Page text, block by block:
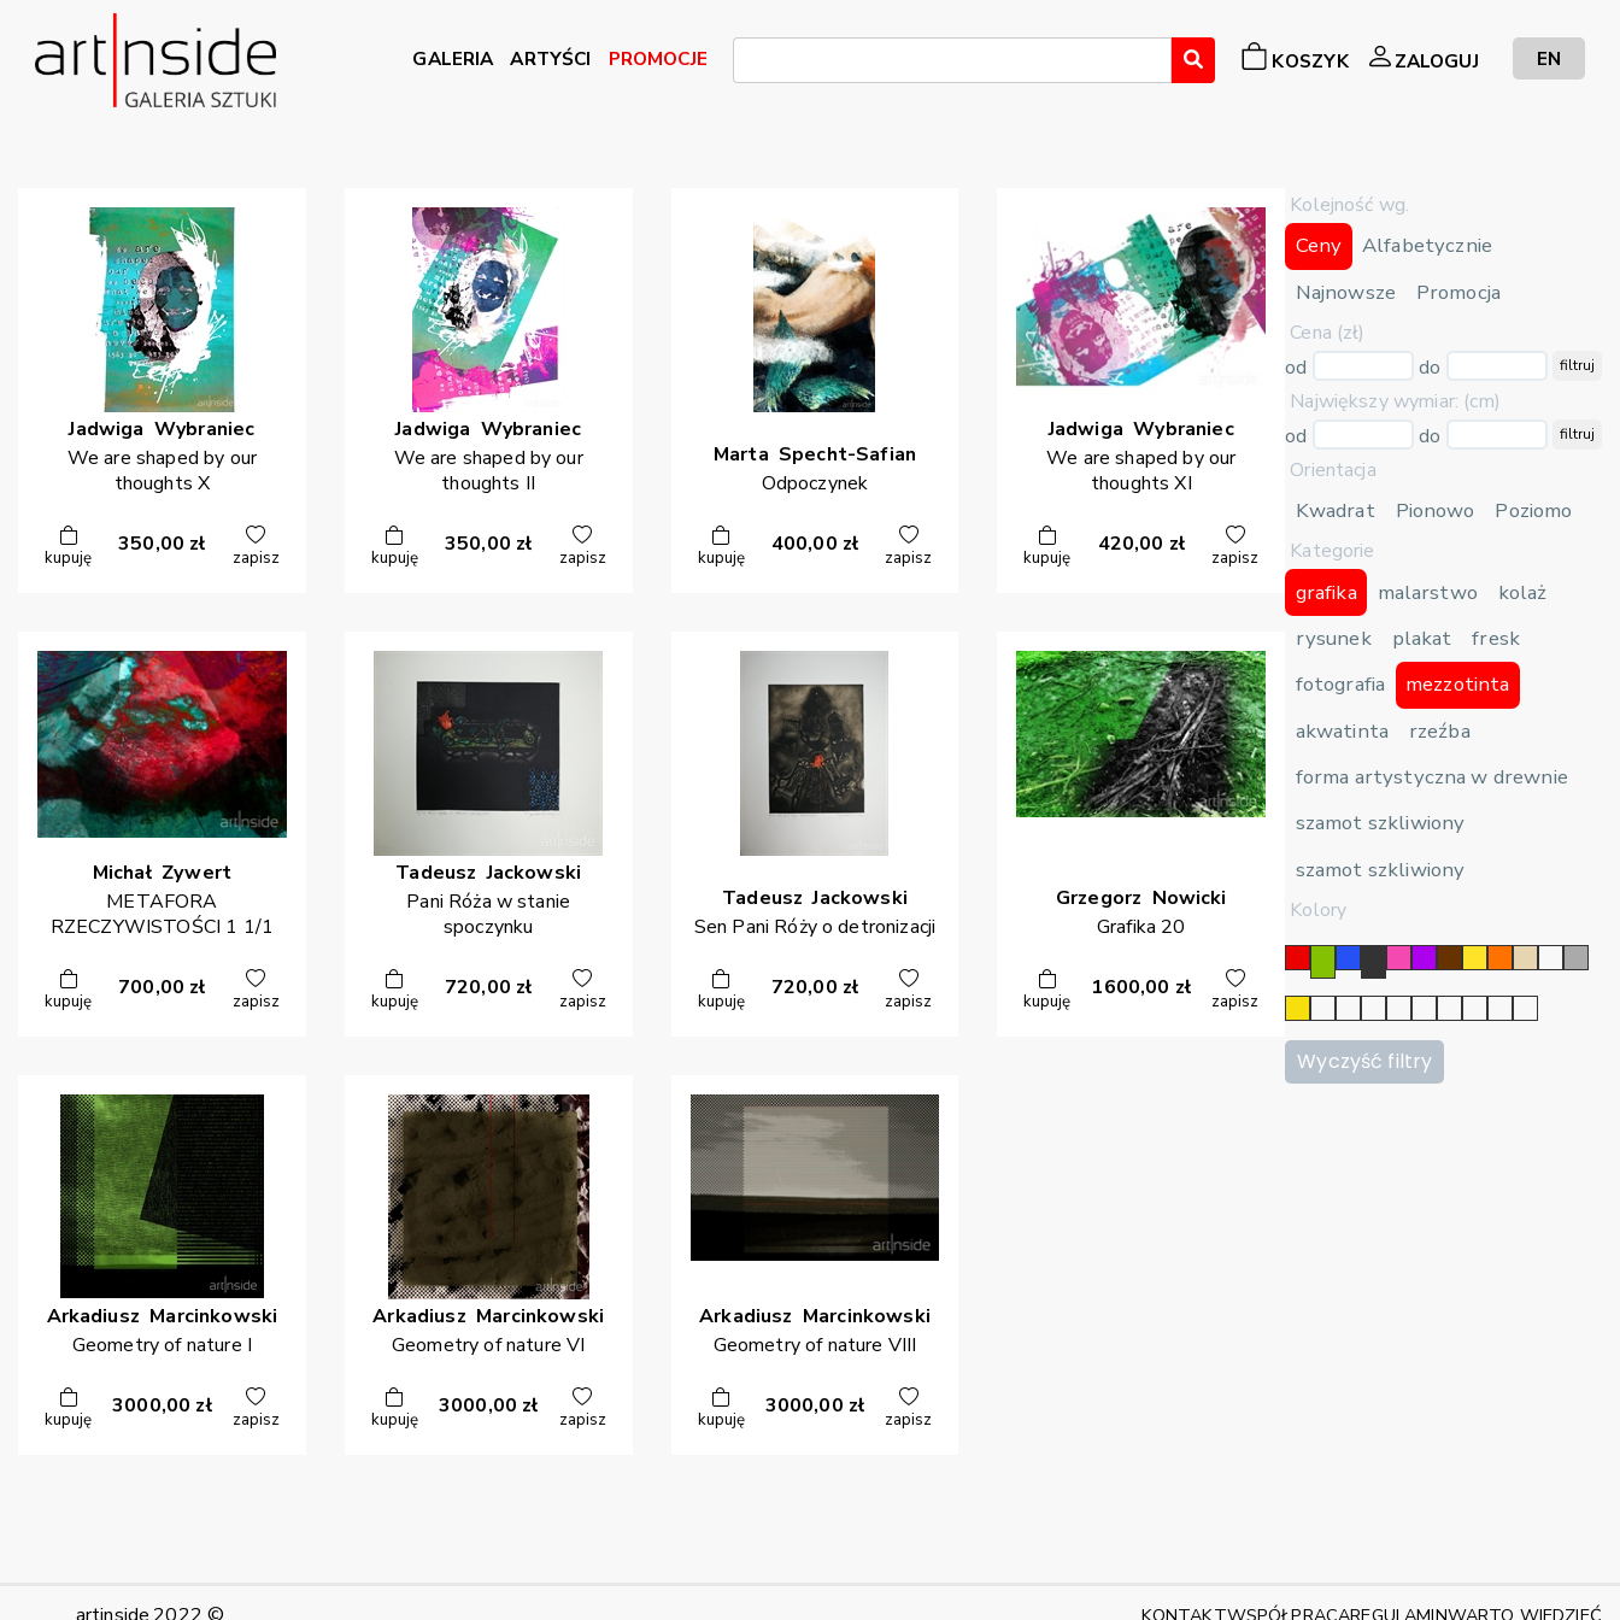
GALERIA ARTYŚCI PROMOCJE KOSZYK ZALOGUJ EN
Kolejność wg.
Ceny
Alfabetycznie
Najnowsze
Promocja
Cena (zł)
od
do filtruj
Największy wymiar: (cm)
od
do filtruj
Orientacja
Kwadrat Pionowo Poziomo
Kategorie
grafika malarstwo
kolaż
rysunek
plakat
fresk
fotografia
mezzotinta
akwatinta
rzeźba
forma artystyczna w drewnie
szamot szkliwiony
szamot szkliwiony
Kolory
Wyczyść filtry
Jadwiga Wybraniec
We are shaped by our
thoughts X
kupuję
350,00 zł
zapisz
Jadwiga Wybraniec
We are shaped by our
thoughts II
kupuję
350,00 zł
zapisz
Marta Specht-Safian
Odpoczynek
kupuję
400,00 zł
zapisz
Jadwiga Wybraniec
We are shaped by our
thoughts XI
kupuję
420,00 zł
zapisz
Michał Zywert
METAFORA
RZECZYWISTOŚCI 1 1/1
kupuję
700,00 zł
zapisz
Tadeusz Jackowski
Pani Róża w stanie
spoczynku
kupuję
720,00 zł
zapisz
Tadeusz Jackowski
Sen Pani Róży o detronizacji
kupuję
720,00 zł
zapisz
Grzegorz Nowicki
Grafika 20
kupuję
1600,00 zł
zapisz
Arkadiusz Marcinkowski
Geometry of nature I
kupuję
3000,00 zł
zapisz
Arkadiusz Marcinkowski
Geometry of nature VI
kupuję
3000,00 zł
zapisz
Arkadiusz Marcinkowski
Geometry of nature VIII
kupuję
3000,00 zł
zapisz